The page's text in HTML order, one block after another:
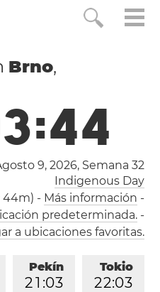
Brno,
3:45
9, 2026, Semana 32
Indigenous Day
44m) - Más información -
predeterminada.-
a ubicaciones favoritas.
Tokio
22:03
Pekín
21 :03